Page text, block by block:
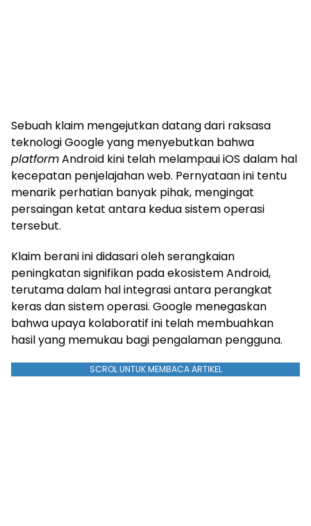
Sebuah klaim mengejutkan datang dari raksasa
teknologi Google yang menyebutkan bahwa
platformAndroid kini telah melampaui iOS dalam hal
kecepatan penjelajahan web. Pernyataan ini tentu
menarik perhatian banyak pihak, mengingat
persaingan ketat antara kedua sistem operasi
tersebut.
Klaim berani ini didasari oleh serangkaian
peningkatan signifikan pada ekosistem Android,
terutama dalam hal integrasi antara perangkat
keras dan sistem operasi. Google menegaskan
bahwa upaya kolaboratif ini telah membuahkan
hasil yang memukau bagi pengalaman pengguna.
SCROL UNTUK MEMBACA ARTIKEL